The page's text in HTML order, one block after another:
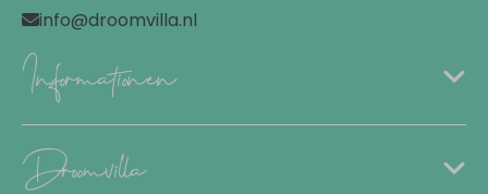
info@droomvilla.nl
Informationen
Droomvilla